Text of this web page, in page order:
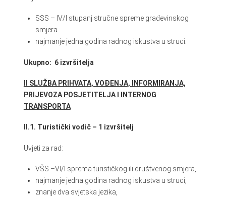
SSS – IV/I stupanj stručne spreme građevinskog
smjera
najmanje jedna godina radnog iskustva u struci.
Ukupno: 6 izvršitelja
II SLUŽBA PRIHVATA, VOĐENJA, INFORMIRANJA,
PRIJEVOZA POSJETITELJA I INTERNOG
TRANSPORTA
II.1. Turistički vodič – 1 izvršitelj
Uvjeti za rad:
VŠS –VI/I sprema turističkog ili društvenog smjera,
najmanje jedna godina radnog iskustva u struci,
znanje dva svjetska jezika,